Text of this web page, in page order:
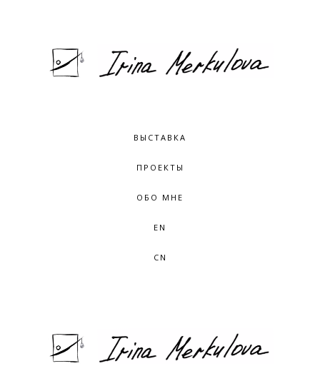
ВЫСТАВКА
ПРОЕКТЫ
ОБО МНЕ
EN
CN